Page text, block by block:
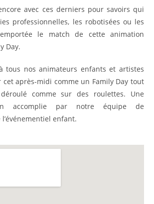
avec ces derniers pour savoirs qui
professionnelles, les robotisées ou les
le match de cette animation
Day.
tous nos animateurs enfants et artistes
après-midi comme un Family Day tout
comme sur des roulettes. Une
accomplie par notre équipe de
enfant.